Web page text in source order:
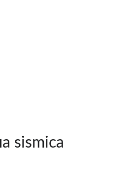
sismica